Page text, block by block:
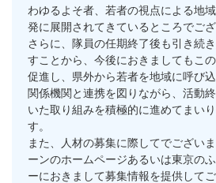
わゆるよそ者、若者の視点による地
発に展開されてきているところでござ
さらに、隊員の任期終了後も引き続
すことから、今後におきましてもこ
促進し、県外から若者を地域に呼び
関係機関と連携を図りながら、活動
いた取り組みを積極的に進めてまい
す。
また、人材の募集に際してでござい
ーンのホームページあるいは東京の
ーにおきまして募集情報を提供して